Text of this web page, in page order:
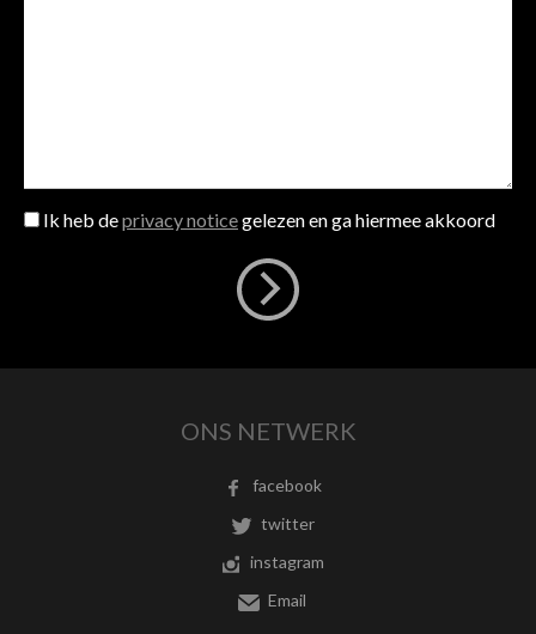
Ik heb deprivacy noticegelezen en ga hiermee akkoord
ONS NETWERK
facebook
twitter
instagram
Email